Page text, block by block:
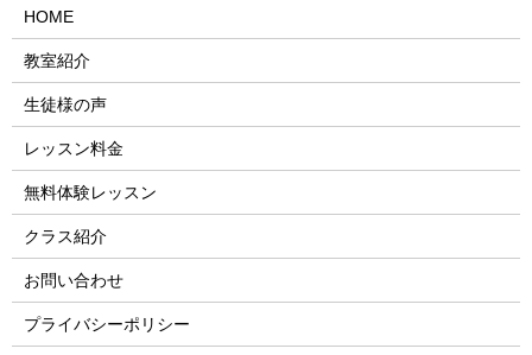
HOME
教室紹介
生徒様の声
レッスン料金
無料体験レッスン
クラス紹介
お問い合わせ
プライバシーポリシー